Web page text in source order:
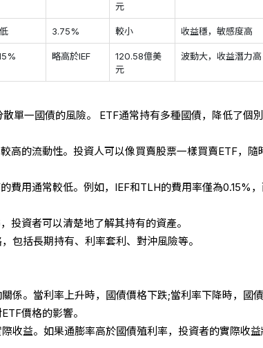
元
3.75% 較小 收益穩，敏感度高
略高於IEF
120.58億美
元
波動大，收益潛力高
散單一國債的風險。 ETF通常持有多種國債，降低了個
高的流動性。投資人可以像買賣股票一樣買賣ETF，隨
費用通常較低。例如，IEF和TLH的費用率僅為0.15%
投資者可以清楚地了解其持有的資產。
包括長期持有、利率套利、對沖風險等。
係。當利率上升時，國債價格下跌;當利率下降時，國
價格的影響。
收益。如果通膨率高於國債殖利率，投資者的實際收